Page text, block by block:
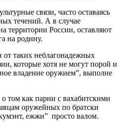
связи, часто оставаясь
течений. А в случае
территории России, оставляют
на родину.
от таких неблагонадежных
которые хотя не могут порой и
владение оружием”, выполне
том как парни с вахабитскими
оружейных по братски
ежжи” просто валом.